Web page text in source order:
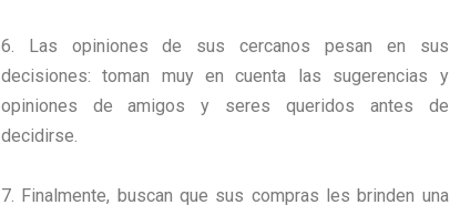
6. Las opiniones de sus cercanos pesan en sus
decisiones: toman muy en cuenta las sugerencias y
opiniones de amigos y seres queridos antes de
decidirse.
7. Finalmente, buscan que sus compras les brinden una